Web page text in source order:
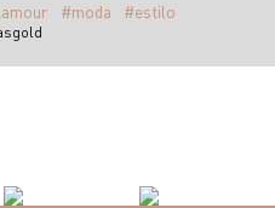
#moda #estilo